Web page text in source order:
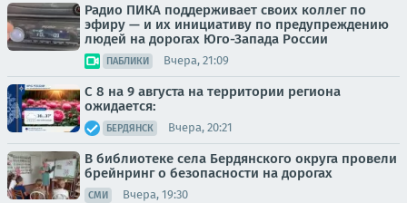
Радио ПИКА поддерживает своих коллег по
эфиру — и их инициативу по предупреждению
людей на дорогах Юго-Запада России
ПАБЛИКИ Вчера, 21:09
С 8 на 9 августа на территории региона
ожидается:
БЕРДЯНСК Вчера, 20:21
В библиотеке села Бердянского округа провели
брейнринг о безопасности на дорогах
СМИ Вчера, 19:30